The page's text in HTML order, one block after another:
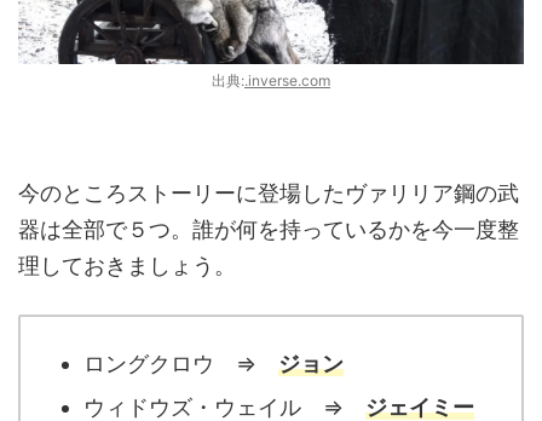
出典:.inverse.com
今のところストーリーに登場したヴァリリア鋼の武
器は全部で５つ。誰が何を持っているかを今一度整
理しておきましょう。
ロングクロウ ⇒ ジョン
ウィドウズ・ウェイル ⇒ ジェイミー